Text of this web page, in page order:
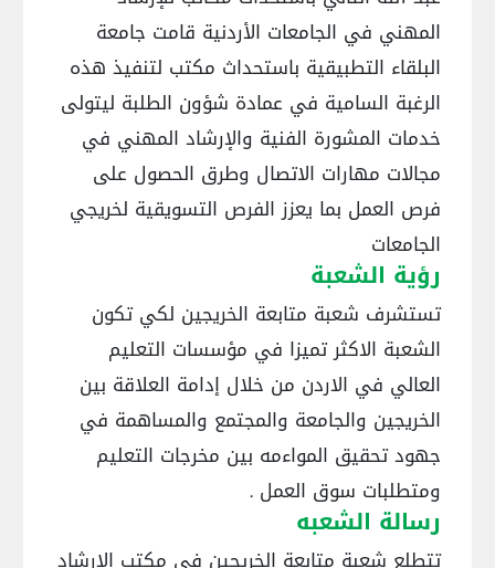
المهني في الجامعات الأردنية قامت جامعة
البلقاء التطبيقية باستحداث مكتب لتنفيذ هذه
الرغبة السامية في عمادة شؤون الطلبة ليتولى
خدمات المشورة الفنية والإرشاد المهني في
مجالات مهارات الاتصال وطرق الحصول على
فرص العمل بما يعزز الفرص التسويقية لخريجي
الجامعات
رؤية الشعبة
تستشرف شعبة متابعة الخريجين لكي تكون
الشعبة الاكثر تميزا في مؤسسات التعليم
العالي في الاردن من خلال إدامة العلاقة بين
الخريجين والجامعة والمجتمع والمساهمة في
جهود تحقيق المواءمه بين مخرجات التعليم
ومتطلبات سوق العمل .
رسالة الشعبه
تتطلع شعبة متابعة الخريجين في مكتب الارشاد